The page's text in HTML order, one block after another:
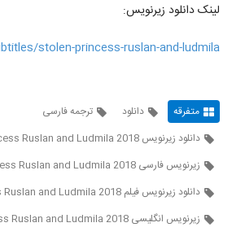
لینک دانلود زیرنویس:
stolen-princess-ruslan-and-ludmila
متفرقه دانلود
ترجمه فارسی
دانلود زیرنویس Stolen princess Ruslan and Ludmila 2018
زیرنویس فارسی Stolen princess Ruslan and Ludmila 2018
دانلود زیرنویس فیلم Stolen princess Ruslan and Ludmila 2018
زیرنویس انگلیسی Stolen princess Ruslan and Ludmila 2018